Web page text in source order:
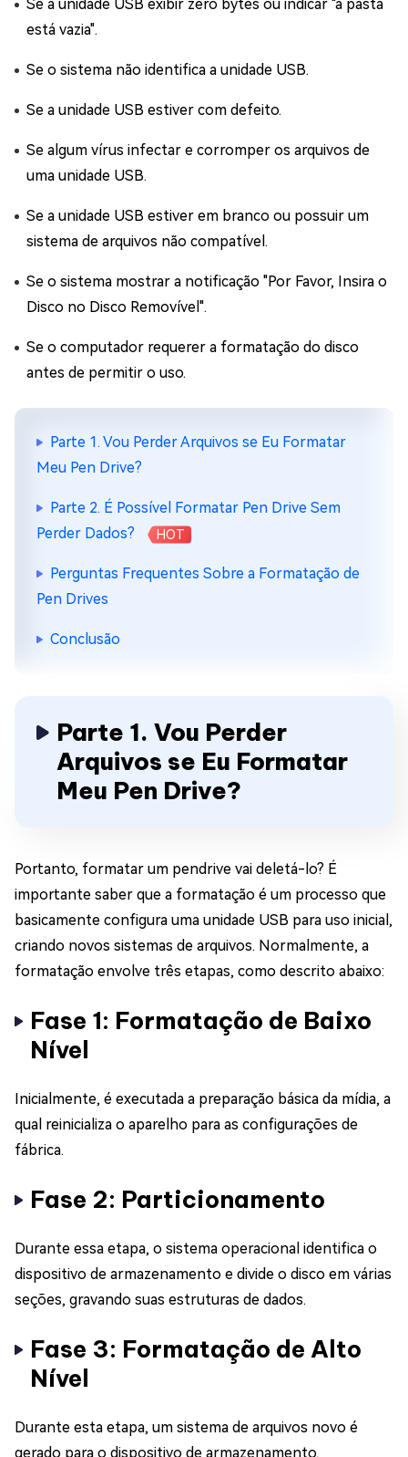
Se a unidade USB exibir zero bytes ou indicar "a pasta
está vazia".
Se o sistema não identifica a unidade USB.
Se a unidade USB estiver com defeito.
Se algum vírus infectar e corromper os arquivos de
uma unidade USB.
Se a unidade USB estiver em branco ou possuir um
sistema de arquivos não compatível.
Se o sistema mostrar a notificação "Por Favor, Insira o
Disco no Disco Removível".
Se o computador requerer a formatação do disco
antes de permitir o uso.
Parte 1. Vou Perder Arquivos se Eu Formatar
Meu Pen Drive?
Parte 2. É Possível Formatar Pen Drive Sem
Perder Dados?
HOT
Perguntas Frequentes Sobre a Formatação de
Pen Drives
Conclusão
Parte 1. Vou Perder
Arquivos se Eu Formatar
Meu Pen Drive?
Portanto, formatar um pendrive vai deletá-lo? É
importante saber que a formatação é um processo que
basicamente configura uma unidade USB para uso inicial,
criando novos sistemas de arquivos. Normalmente, a
formatação envolve três etapas, como descrito abaixo:
Fase 1: Formatação de Baixo
Nível
Inicialmente, é executada a preparação básica da mídia, a
qual reinicializa o aparelho para as configurações de
fábrica.
Fase 2: Particionamento
Durante essa etapa, o sistema operacional identifica o
dispositivo de armazenamento e divide o disco em várias
seções, gravando suas estruturas de dados.
Fase 3: Formatação de Alto
Nível
Durante esta etapa, um sistema de arquivos novo é
gerado para o dispositivo de armazenamento,